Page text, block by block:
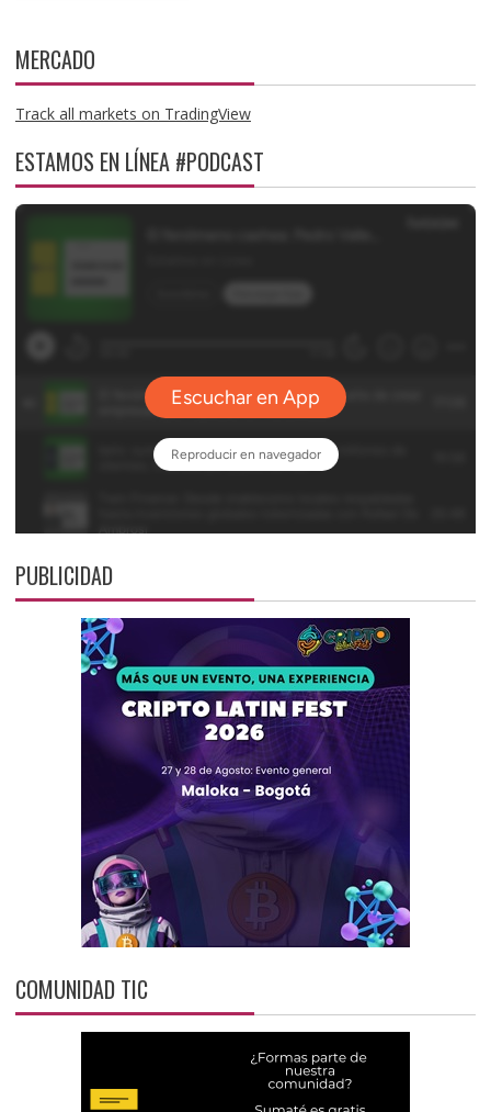
MERCADO
Track all markets on TradingView
ESTAMOS EN LÍNEA #PODCAST
PUBLICIDAD
COMUNIDAD TIC